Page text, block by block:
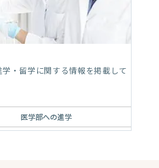
・留学に関する情報を掲載して
医学部への進学